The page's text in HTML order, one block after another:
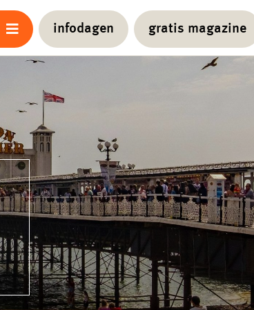
infodagen gratis magazine